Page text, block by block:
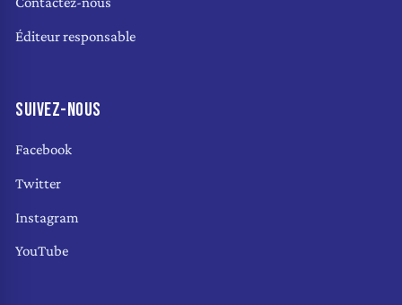
Éditeur responsable
SUIVEZ-NOUS
Facebook
Twitter
Instagram
YouTube